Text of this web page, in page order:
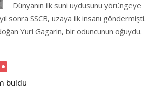
Dünyanın ilk suni uydusunu yörüngeye
sonra SSCB, uzaya ilk insanı göndermişti.
Yuri Gagarin, bir oduncunun oğuydu.
buldu